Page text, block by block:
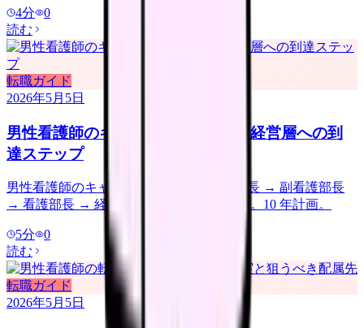
4分
0
読む
転職ガイド
2026年5月5日
男性看護師のキャリアパス｜師長 / 経営層への到
達ステップ
男性看護師のキャリアパスを「主任 → 師長 → 副看護部長
→ 看護部長 → 経営層」の 5 段階で具体化。10 年計画。
5分
0
読む
転職ガイド
2026年5月5日